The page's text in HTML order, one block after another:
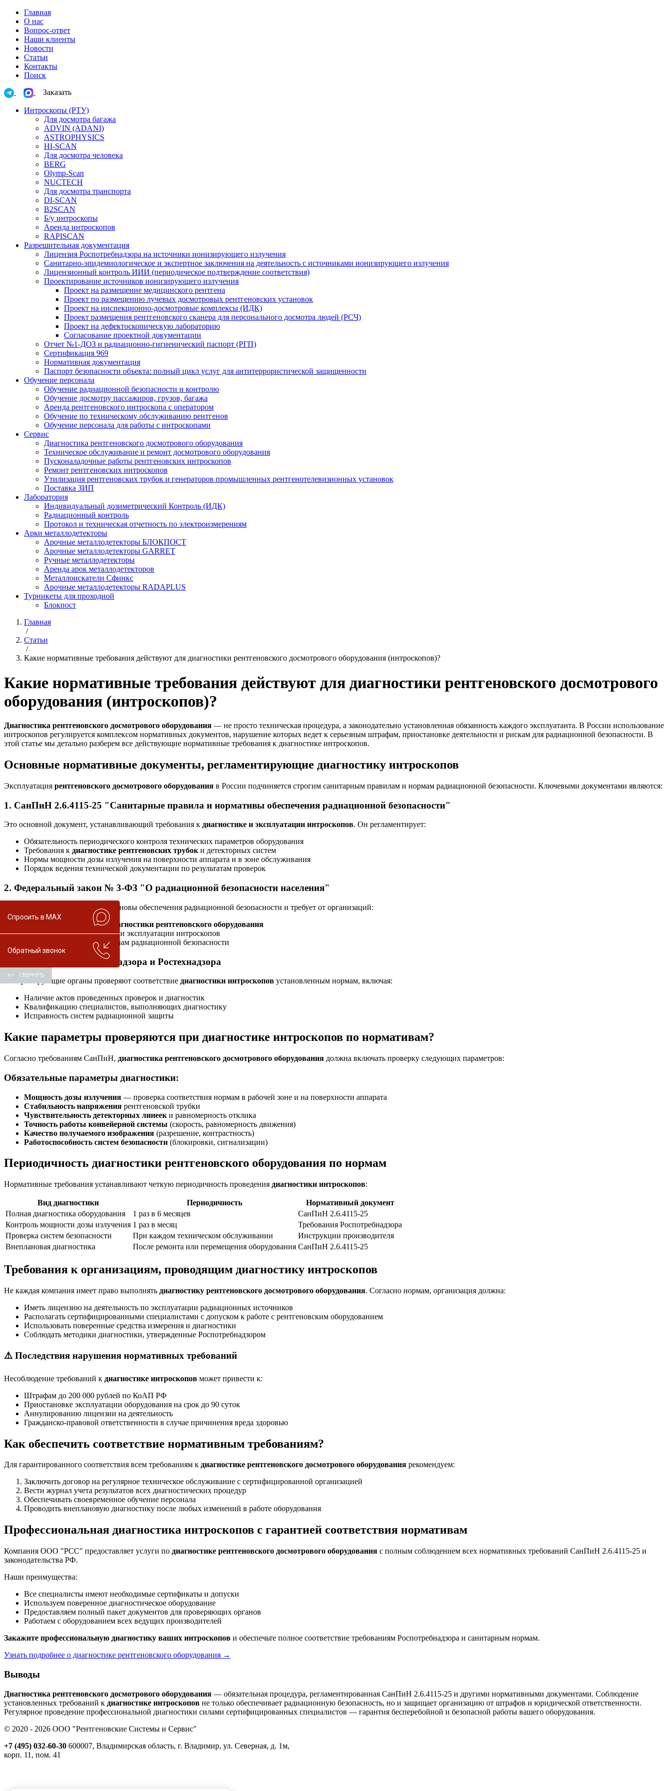
Главная
О нас
Вопрос-ответ
Наши клиенты
Новости
Статьи
Контакты
Поиск
Заказать
Интроскопы (РТУ)
Для досмотра багажа
ADVIN (ADANI)
ASTROPHYSICS
HI-SCAN
Для досмотра человека
BERG
Olymp-Scan
NUCTECH
Для досмотра транспорта
DI-SCAN
B2SCAN
Б/у интроскопы
Аренда интроскопов
RAPISCAN
Разрешительная документация
Лицензия Роспотребнадзора на источники ионизирующего излучения
Санитарно-эпидемиологическое и экспертное заключения на деятельность с источниками ионизирующего излучения
Лицензионный контроль ИИИ (периодическое подтверждение соответствия)
Проектирование источников ионизирующего излучения
Проект на размещение медицинского рентгена
Проект по размещению лучевых досмотровых рентгеновских установок
Проект на инспекционно-досмотровые комплексы (ИДК)
Проект размещения рентгеновского сканера для персонального досмотра людей (РСЧ)
Проект на дефектоскопическую лабораторию
Согласование проектной документации
Отчет №1-ДОЗ и радиационно-гигиенический паспорт (РГП)
Сертификация 969
Нормативная документация
Паспорт безопасности объекта: полный цикл услуг для антитеррористической защищенности
Обучение персонала
Обучение радиационной безопасности и контролю
Обучение досмотру пассажиров, грузов, багажа
Аренда рентгеновского интроскопа с оператором
Обучение по техническому обслуживанию рентгенов
Обучение персонала для работы с интроскопами
Сервис
Диагностика рентгеновского досмотрового оборудования
Техническое обслуживание и ремонт досмотрового оборудования
Пусконаладочные работы рентгеновских интроскопов
Ремонт рентгеновских интроскопов
Утилизация рентгеновских трубок и генераторов промышленных рентгенотелевизионных установок
Поставка ЗИП
Лаборатория
Индивидуальный дозиметрический Контроль (ИДК)
Радиационный контроль
Протокол и техническая отчетность по электроизмерениям
Арки металлодетекторы
Арочные металлодетекторы БЛОКПОСТ
Арочные металлодетекторы GARRET
Ручные металлодетекторы
Аренда арок металлодетекторов
Металлоискатели Сфинкс
Арочные металлодетекторы RADAPLUS
Турникеты для проходной
Блокпост
Главная
/
Статьи
/
Какие нормативные требования действуют для диагностики рентгеновского досмотрового оборудования (интроскопов)?
Какие нормативные требования действуют для диагностики рентгеновского досмотрового
оборудования (интроскопов)?
Диагностика рентгеновского досмотрового оборудования — не просто техническая процедура, а законодательно установленная обязанность каждого эксплуатанта. В России использование
интроскопов регулируется комплексом нормативных документов, нарушение которых ведет к серьезным штрафам, приостановке деятельности и рискам для радиационной безопасности. В
этой статье мы детально разберем все действующие нормативные требования к диагностике интроскопов.
Основные нормативные документы, регламентирующие диагностику интроскопов
Эксплуатация рентгеновского досмотрового оборудования в России подчиняется строгим санитарным правилам и нормам радиационной безопасности. Ключевыми документами являются:
1. СанПиН 2.6.4115-25 "Санитарные правила и нормативы обеспечения радиационной безопасности"
Это основной документ, устанавливающий требования к диагностике и эксплуатации интроскопов. Он регламентирует:
Обязательность периодического контроля технических параметров оборудования
Требования к диагностике рентгеновских трубоки детекторных систем
Нормы мощности дозы излучения на поверхности аппарата и в зоне обслуживания
Порядок ведения технической документации по результатам проверок
2. Федеральный закон № 3-ФЗ "О радиационной безопасности населения"
Закон устанавливает правовые основы обеспечения радиационной безопасности и требует от организаций:
Проведения регулярнойдиагностики рентгеновского оборудования
Соблюдения нормативов при эксплуатации интроскопов
Обучения персонала правилам радиационной безопасности
3. Требования Роспотребнадзора и Ростехнадзора
Контролирующие органы проверяют соответствие диагностики интроскопов установленным нормам, включая:
Наличие актов проведенных проверок и диагностик
Квалификацию специалистов, выполняющих диагностику
Исправность систем радиационной защиты
Какие параметры проверяются при диагностике интроскопов по нормативам?
Согласно требованиям СанПиН, диагностика рентгеновского досмотрового оборудования должна включать проверку следующих параметров:
Обязательные параметры диагностики:
Мощность дозы излучения — проверка соответствия нормам в рабочей зоне и на поверхности аппарата
Стабильность напряжения рентгеновской трубки
Чувствительность детекторных линеек и равномерность отклика
Точность работы конвейерной системы (скорость, равномерность движения)
Качество получаемого изображения (разрешение, контрастность)
Работоспособность систем безопасности (блокировки, сигнализации)
Периодичность диагностики рентгеновского оборудования по нормам
Нормативные требования устанавливают четкую периодичность проведения диагностики интроскопов:
Вид диагностики Периодичность
Нормативный документ
Полная диагностика оборудования
1 раз в 6 месяцев СанПиН 2.6.4115-25
Контроль мощности дозы излучения 1 раз в месяц
Требования Роспотребнадзора
Проверка систем безопасности
При каждом техническом обслуживании
Инструкции производителя
Внеплановая диагностика
После ремонта или перемещения оборудования СанПиН 2.6.4115-25
Требования к организациям, проводящим диагностику интроскопов
Не каждая компания имеет право выполнять диагностику рентгеновского досмотрового оборудования. Согласно нормам, организация должна:
Иметь лицензию на деятельность по эксплуатации радиационных источников
Располагать сертифицированными специалистами с допуском к работе с рентгеновским оборудованием
Использовать поверенные средства измерения и диагностики
Соблюдать методики диагностики, утвержденные Роспотребнадзором
⚠️ Последствия нарушения нормативных требований
Несоблюдение требований к диагностике интроскопов может привести к:
Штрафам до 200 000 рублей по КоАП РФ
Приостановке эксплуатации оборудования на срок до 90 суток
Аннулированию лицензии на деятельность
Гражданско-правовой ответственности в случае причинения вреда здоровью
Как обеспечить соответствие нормативным требованиям?
Для гарантированного соответствия всем требованиям к диагностике рентгеновского досмотрового оборудования рекомендуем:
Заключить договор на регулярное техническое обслуживание с сертифицированной организацией
Вести журнал учета результатов всех диагностических процедур
Обеспечивать своевременное обучение персонала
Проводить внеплановую диагностику после любых изменений в работе оборудования
Профессиональная диагностика интроскопов с гарантией соответствия нормативам
Компания ООО "РСС" предоставляет услуги по диагностике рентгеновского досмотрового оборудования с полным соблюдением всех нормативных требований СанПиН 2.6.4115-25 и
законодательства РФ.
Наши преимущества:
Все специалисты имеют необходимые сертификаты и допуски
Используем поверенное диагностическое оборудование
Предоставляем полный пакет документов для проверяющих органов
Работаем с оборудованием всех ведущих производителей
Закажите профессиональную диагностику ваших интроскопов и обеспечьте полное соответствие требованиям Роспотребнадзора и санитарным нормам.
Узнать подробнее о диагностике рентгеновского оборудования →
Выводы
Диагностика рентгеновского досмотрового оборудования — обязательная процедура, регламентированная СанПиН 2.6.4115-25 и другими нормативными документами. Соблюдение
установленных требований к диагностике интроскопов не только обеспечивает радиационную безопасность, но и защищает организацию от штрафов и юридической ответственности.
Регулярное проведение профессиональной диагностики силами сертифицированных специалистов — гарантия бесперебойной и безопасной работы вашего оборудования.
© 2020 - 2026 ООО "Рентгеновские Системы и Сервис"
+7 (495) 032-60-30 600007, Владимирская область, г. Владимир, ул. Северная, д. 1м,
корп. 11, пом. 41
Спросить в MAX
Обратный звонок
СВЕРНУТЬ